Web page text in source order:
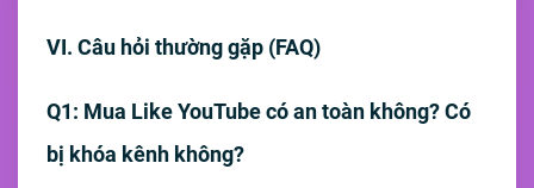
VI. Câu hỏi thường gặp (FAQ)
Q1: Mua Like YouTube có an toàn không? Có
bị khóa kênh không?